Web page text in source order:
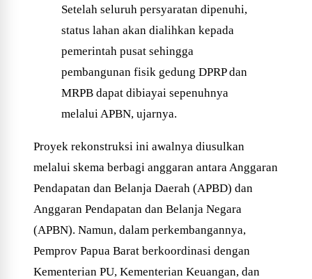
Setelah seluruh persyaratan dipenuhi,
status lahan akan dialihkan kepada
pemerintah pusat sehingga
pembangunan fisik gedung DPRP dan
MRPB dapat dibiayai sepenuhnya
melalui APBN, ujarnya.
Proyek rekonstruksi ini awalnya diusulkan
melalui skema berbagi anggaran antara Anggaran
Pendapatan dan Belanja Daerah (APBD) dan
Anggaran Pendapatan dan Belanja Negara
(APBN). Namun, dalam perkembangannya,
Pemprov Papua Barat berkoordinasi dengan
Kementerian PU, Kementerian Keuangan, dan